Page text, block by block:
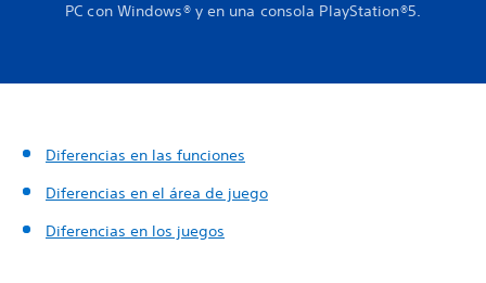
PC con Windows® y en una consola PlayStation®5.
Diferencias en las funciones
Diferencias en el área de juego
Diferencias en los juegos